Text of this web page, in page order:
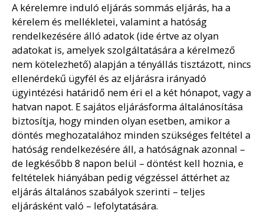
A kérelemre induló eljárás sommás eljárás, ha a
kérelem és mellékletei, valamint a hatóság
rendelkezésére álló adatok (ide értve az olyan
adatokat is, amelyek szolgáltatására a kérelmező
nem kötelezhető) alapján a tényállás tisztázott, nincs
ellenérdekű ügyfél és az eljárásra irányadó
ügyintézési határidő nem éri el a két hónapot, vagy a
hatvan napot. E sajátos eljárásforma általánosítása
biztosítja, hogy minden olyan esetben, amikor a
döntés meghozatalához minden szükséges feltétel a
hatóság rendelkezésére áll, a hatóságnak azonnal –
de legkésőbb 8 napon belül – döntést kell hoznia, e
feltételek hiányában pedig végzéssel áttérhet az
eljárás általános szabályok szerinti – teljes
eljárásként való – lefolytatására.